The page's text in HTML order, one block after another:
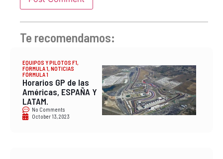
Te recomendamos:
EQUIPOS Y PILOTOS F1,
FORMULA 1, NOTICIAS
FÓRMULA 1
Horarios GP de las
Américas, ESPAÑA Y
LATAM.
No Comments
October 13, 2023